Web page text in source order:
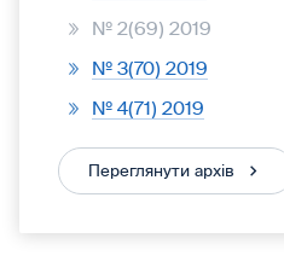
№ 2(69) 2019
№ 3(70) 2019
№ 4(71) 2019
Переглянути архів